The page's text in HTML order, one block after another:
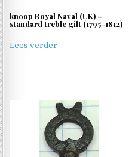
knoop Royal Naval (UK) –
standard treble gilt (1795-1812)
Lees verder